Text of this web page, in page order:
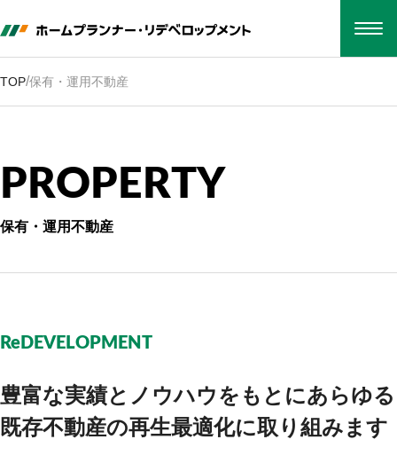
お電話でのお問い合わせ
052-212-1555
名古屋市中区栄四丁目1番1号中日ビル16階
TEL：052-212-1555 FAX：052-212-1554
TOP/保有・運用不動産
P RO P E RTY
保有・運用不動産
ReDEVELOPMENT
豊富な実績とノウハウをもとにあらゆる
既存不動産の再生最適化に取り組みます